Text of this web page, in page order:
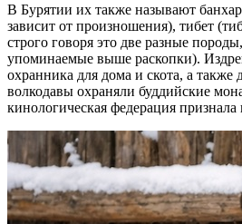
В Бурятии их также называют
зависит от произношения), тибет
строго говоря это две разные
упоминаемые выше раскопки).
охранника для дома и скота, а также
волкодавы охраняли буддийские
кинологическая федерация признала